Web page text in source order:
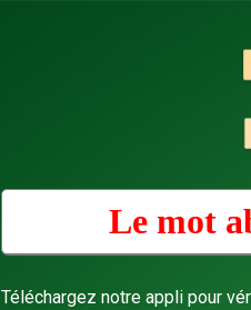
Le mot
Téléchargez notre appli pour